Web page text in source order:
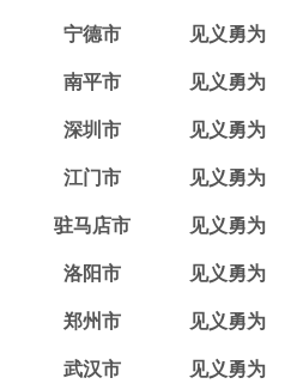
宁德市 见义勇为
南平市 见义勇为
深圳市 见义勇为
江门市 见义勇为
驻马店市 见义勇为
洛阳市 见义勇为
郑州市 见义勇为
武汉市 见义勇为